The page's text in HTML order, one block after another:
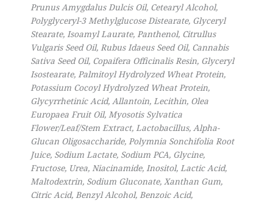
Prunus Amygdalus Dulcis Oil, Cetearyl Alcohol,
Polyglyceryl-3 Methylglucose Distearate, Glyceryl
Stearate, Isoamyl Laurate, Panthenol, Citrullus
Vulgaris Seed Oil, Rubus Idaeus Seed Oil, Cannabis
Sativa Seed Oil, Copaifera Officinalis Resin, Glyceryl
Isostearate, Palmitoyl Hydrolyzed Wheat Protein,
Potassium Cocoyl Hydrolyzed Wheat Protein,
Glycyrrhetinic Acid, Allantoin, Lecithin, Olea
Europaea Fruit Oil, Myosotis Sylvatica
Flower/Leaf/Stem Extract, Lactobacillus, Alpha-
Glucan Oligosaccharide, Polymnia Sonchifolia Root
Juice, Sodium Lactate, Sodium PCA, Glycine,
Fructose, Urea, Niacinamide, Inositol, Lactic Acid,
Maltodextrin, Sodium Gluconate, Xanthan Gum,
Citric Acid, Benzyl Alcohol, Benzoic Acid,